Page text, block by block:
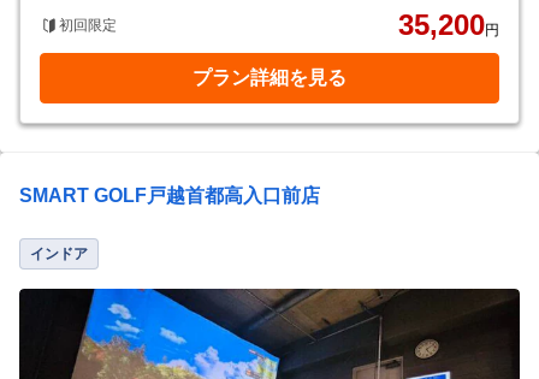
初回限定 35,200円
プラン詳細を見る
SMART GOLF戸越首都高入口前店
インドア